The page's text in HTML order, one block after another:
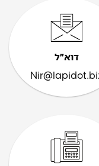
דוא״ל